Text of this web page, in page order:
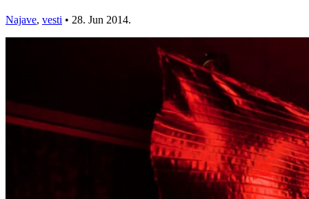
Najave, vesti • 28. Jun 2014.